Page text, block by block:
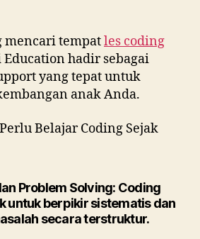
mencari tempatles coding
hadir sebagai
yang tepat untuk
anak Anda.
Belajar Coding Sejak
Problem Solving: Coding
untuk berpikir sistematis dan
secara terstruktur.